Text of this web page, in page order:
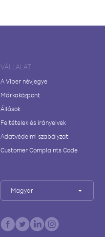
VÁLLALAT
A Viber névjegye
Márkaközpont
Állások
Feltételek és irányelvek
Adatvédelmi szabályzat
Customer Complaints Code
Magyar